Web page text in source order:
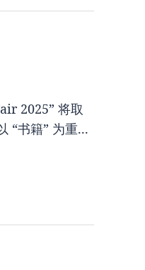
2025” 将取
“书籍” 为重...